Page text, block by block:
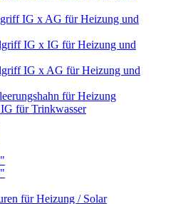
IG x AG für Heizung und
IG x IG für Heizung und
IG x AG für Heizung und
für Heizung
für Trinkwasser
für Heizung / Solar